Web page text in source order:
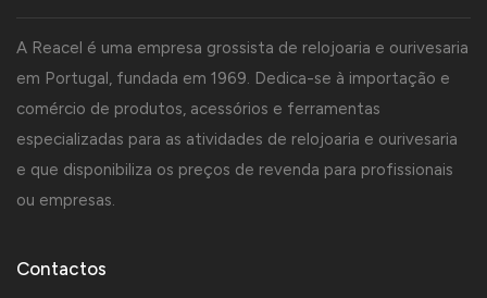
A Reacel é uma empresa grossista de relojoaria e ourivesaria
em Portugal, fundada em 1969. Dedica-se à importação e
comércio de produtos, acessórios e ferramentas
especializadas para as atividades de relojoaria e ourivesaria
e que disponibiliza os preços de revenda para profissionais
ou empresas.
Contactos